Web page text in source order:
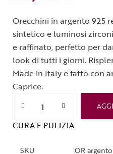
Orecchini in argento 925
sintetico e luminosi
e raffinato, perfetto per
look di tutti i giorni.
Made in Italy e fatto con
Caprice.
CURA E PULIZIA
SKU
OR